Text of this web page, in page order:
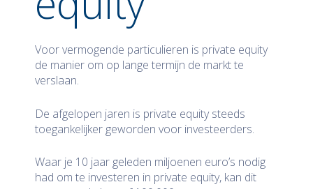
Voor vermogende particulieren is private equity
de manier om op lange termijn de markt te
verslaan.
De afgelopen jaren is private equity steeds
toegankelijker geworden voor investeerders.
Waar je 10 jaar geleden miljoenen euro’s nodig
had om te investeren in private equity, kan dit